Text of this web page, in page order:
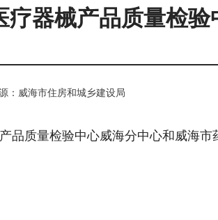
疗器械产品质量检
：威海市住房和城乡建设局
品质量检验中心威海分中心和威海